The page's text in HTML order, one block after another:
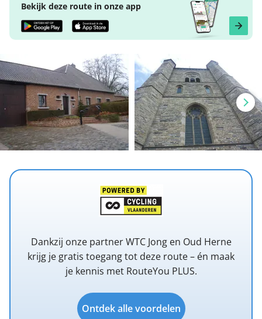
Bekijk deze route in onze app
Dankzij onze partner WTC Jong en Oud Herne
krijg je gratis toegang tot deze route – én maak
je kennis met RouteYou PLUS.
Ontdek alle voordelen